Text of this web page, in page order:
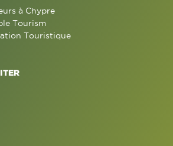
à Chypre
Tourism
Touristique